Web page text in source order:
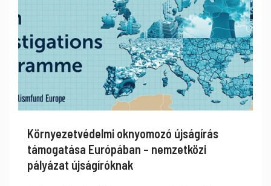
Környezetvédelmi oknyomozó újságírás
támogatása Európában – nemzetközi
pályázat újságíróknak